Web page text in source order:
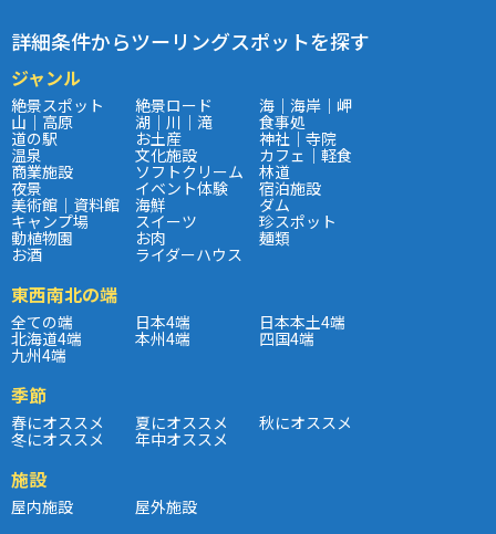
詳細条件からツーリングスポットを探す
ジャンル
絶景スポット 絶景ロード 海｜海岸｜岬
山｜高原 湖｜川｜滝 食事処
道の駅 お土産 神社｜寺院
温泉 文化施設 カフェ｜軽食
商業施設 ソフトクリーム 林道
夜景 イベント体験 宿泊施設
美術館｜資料館 海鮮 ダム
キャンプ場 スイーツ 珍スポット
動植物園 お肉 麺類
お酒 ライダーハウス
東西南北の端
全ての端 日本4端 日本本土4端
北海道4端 本州4端 四国4端
九州4端
季節
春にオススメ 夏にオススメ 秋にオススメ
冬にオススメ 年中オススメ
施設
屋内施設 屋外施設